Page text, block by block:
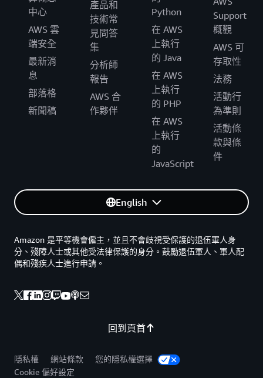
中心
AWS 雲
端安全
最新消
息
部落格
新聞稿
產品和
技術常
見問答
集
分析師
報告
AWS 合
作夥伴
Python
在 AWS
上執行
的 Java
在 AWS
上執行
的 PHP
在 AWS
上執行
的
JavaScript
Support
概觀
AWS 可
存取性
法務
活動行
為準則
活動條
款與條
件
English
回到頁首
Amazon 是平等機會僱主，並且不會歧視受保護的退伍軍人身
分、殘障人士或其他受法律保護的身分。鼓勵退伍軍人、軍人配
偶和殘疾人士進行申請。
隱私權 網站條款
您的隱私權選擇
Cookie 偏好設定